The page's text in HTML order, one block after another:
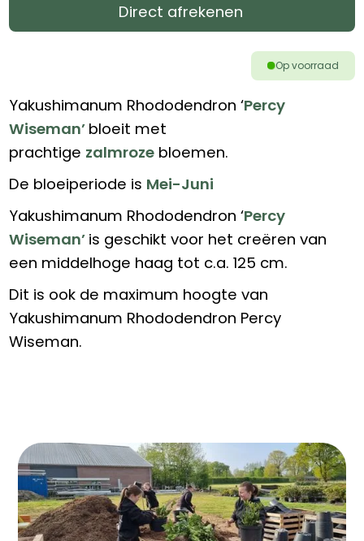
Direct afrekenen
Op voorraad
Yakushimanum Rhododendron ‘Percy
Wiseman’ bloeit met
prachtige zalmroze bloemen.
De bloeiperiode is Mei-Juni
Yakushimanum Rhododendron ‘Percy
Wiseman’ is geschikt voor het creëren van
een middelhoge haag tot c.a. 125 cm.
Dit is ook de maximum hoogte van
Yakushimanum Rhododendron Percy
Wiseman.